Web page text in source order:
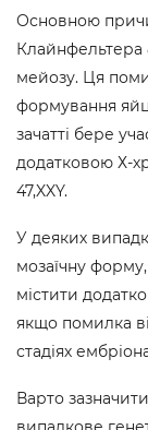
Основною
Клайнфельтера
мейозу. Ця
формування
зачатті бере
додатковою Х-
47,XXY.
У деяких
мозаїчну
містити
якщо помилка
стадіях
Варто